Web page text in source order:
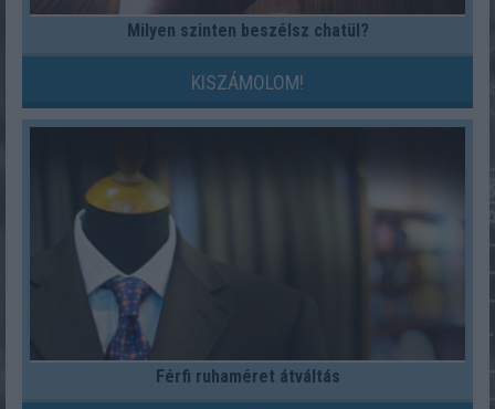
Milyen szinten beszélsz chatül?
KISZÁMOLOM!
Férfi ruhaméret átváltás